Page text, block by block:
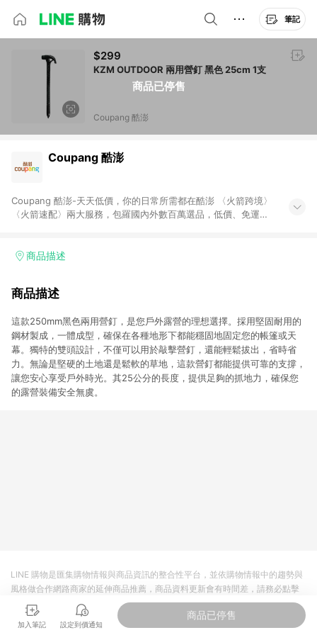
筆記
商品已停售
$299
KZM OUTDOOR 兩用營釘 黑色 25cm 1支
Coupang 酷澎
Coupang 酷澎
Coupang 酷澎-天天低價，你的日常所需都在酷澎 〈火箭跨境〉
〈火箭速配〉兩大服務，包羅國內外數百萬選品，低價、免運，
加入WOW會員告別湊免運，火箭速配、火箭跨境優質選品不限金
商品描述
商品描述
這款250mm黑色兩用營釘，是您戶外露營的理想選擇。採用堅固耐用的
鋼材製成，一體成型，確保在各種地形下都能穩固地固定您的帳篷或天
幕。獨特的雙頭設計，不僅可以用於敲擊營釘，還能輕鬆拔出，省時省
力。無論是堅硬的土地還是鬆軟的草地，這款營釘都能提供可靠的支撐，
讓您安心享受戶外時光。其25公分的長度，提供足夠的抓地力，確保您
的露營裝備安全無虞。
加入筆記 設定到價通知
商品已停售
LINE 購物是匯集購物情報與商品資訊的整合性平台，並依購物情報中的趨勢與
風格做合作網路商家的延伸商品推薦，商品資料更新會有時間差，請務必點擊
商品至各合作網路商家，確認現售價與購物條件，一切資訊以合作廠商網頁為
準。